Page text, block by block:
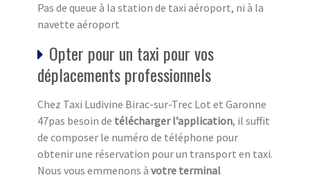
Pas de queue à la station de taxi aéroport, ni à la
navette aéroport
Opter pour un taxi pour vos
déplacements professionnels
Chez Taxi Ludivine Birac-sur-Trec Lot et Garonne
47pas besoin de télécharger l’application, il suffit
de composer le numéro de téléphone pour
obtenir une réservation pour un transport en taxi.
Nous vous emmenons à votre terminal